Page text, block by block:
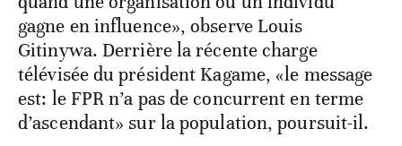
gagne en influence», observe Louis
Gitinywa. Derrière la récente charge
télévisée du président Kagame, «le message
est: le FPR n’a pas de concurrent en terme
d’ascendant» sur la population, poursuit-il.